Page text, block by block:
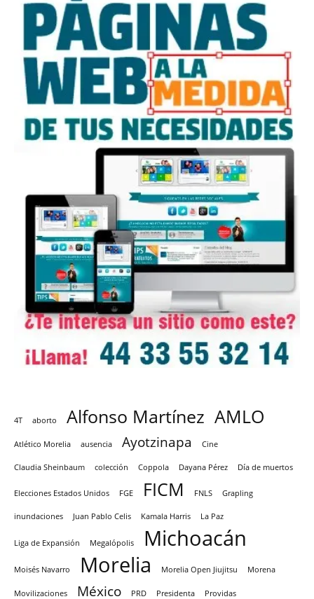
4T aborto Alfonso Martínez AMLO
Atlético Morelia ausencia Ayotzinapa Cine
Claudia Sheinbaum colección Coppola Dayana Pérez Día de muertos
Elecciones Estados Unidos FGE FICM FNLS Grapling
inundaciones Juan Pablo Celis Kamala Harris La Paz
Liga de Expansión Megalópolis Michoacán
Moisés Navarro Morelia Morelia Open Jiujitsu Morena
Movilizaciones México PRD Presidenta Providas